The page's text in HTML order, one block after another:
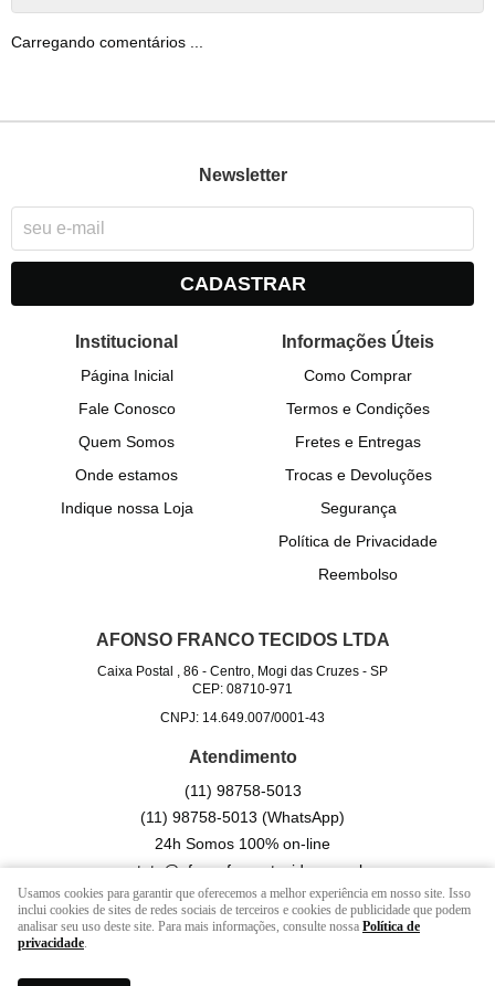
Carregando comentários ...
Newsletter
CADASTRAR
Institucional
Página Inicial
Fale Conosco
Quem Somos
Onde estamos
Indique nossa Loja
Informações Úteis
Como Comprar
Termos e Condições
Fretes e Entregas
Trocas e Devoluções
Segurança
Política de Privacidade
Reembolso
AFONSO FRANCO TECIDOS LTDA
Caixa Postal , 86 -Centro, Mogi das Cruzes -SP
CEP: 08710-971
CNPJ: 14.649.007/0001-43
Atendimento
(11) 98758-5013
(11) 98758-5013(WhatsApp)
24h Somos 100% on-line
contato@afonsofrancotecidos.com.br
LOJA VIRTUAL CRIADA POR
Usamos cookies para garantir que oferecemos a melhor experiência em nosso site. Isso
inclui cookies de sites de redes sociais de terceiros e cookies de publicidade que podem
analisar seu uso deste site. Para mais informações, consulte nossa Política de
privacidade.